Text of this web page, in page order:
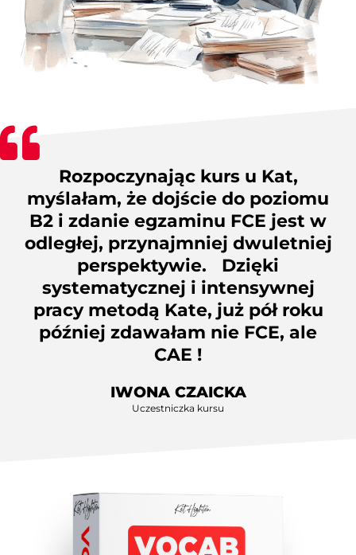
Rozpoczynając kurs u Kat,
myślałam, że dojście do poziomu
B2 i zdanie egzaminu FCE jest w
odległej, przynajmniej dwuletniej
perspektywie. Dzięki
systematycznej i intensywnej
pracy metodą Kate, już pół roku
później zdawałam nie FCE, ale
CAE !
IWONA CZAICKA
Uczestniczka kursu